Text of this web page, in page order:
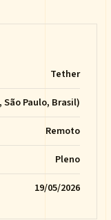
Tether
São Paulo, Brasil)
Remoto
Pleno
19/05/2026